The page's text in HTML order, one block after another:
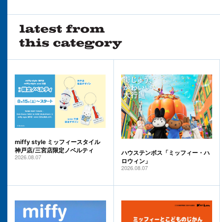
miffy style ミッフィースタイル
神戸店/三宮店限定ノベルティ
2026.08.07
ハウステンボス「ミッフィー・ハ
ロウィン」
2026.08.07